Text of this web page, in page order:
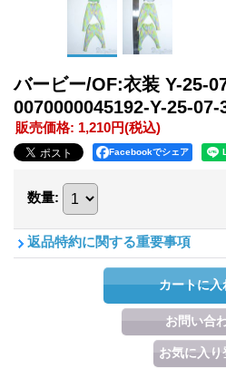
バービー/OF:衣装 Y-25-
0070000045192-Y-25-07-
販売価格: 1,210円(税込)
Facebookでシェア
数量:
返品特約に関する重要事項